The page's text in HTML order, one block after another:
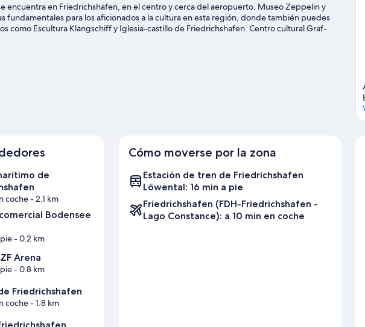
encuentra en Friedrichshafen, en el centro y cerca del aeropuerto. Museo Zeppelin y
fundamentales para los aficionados a la cultura en esta región, donde también puedes
como Escultura Klangschiff y Iglesia-castillo de Friedrichshafen. Centro cultural Graf-
también merecen la pena. Tendrás la oportunidad de disfrutar del agua
de
coche- 2.1 km
Bodensee
- 0.2 km
Arena
- 0.8 km
Friedrichshafen
coche- 1.8 km
Cómo moverse por la zona
Estación de tren de Friedrichshafen
Löwental: 16 min a pie
Friedrichshafen (FDH-Friedrichshafen -
Lago Constance): a 10 min en coche